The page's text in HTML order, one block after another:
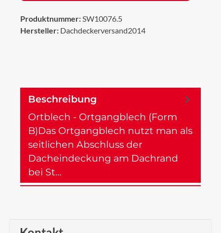
Produktnummer:SW10076.5
Hersteller: Dachdeckerversand2014
Beschreibung
Ortblech - Ortgangblech (Form
B)Das Ortgangblech nutzt man als
seitlichen Abschluss der
Dacheindeckung am Dachrand
bei St…